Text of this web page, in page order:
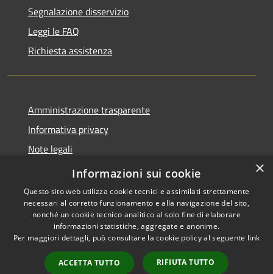
Segnalazione disservizio
Leggi le FAQ
Richiesta assistenza
Amministrazione trasparente
Informativa privacy
Note legali
Dichiarazione di accessibilità
Accessibilità
Copyright © 2026 • Città di
Erice • Powered by
Municipium•
Accesso
×
Informazioni sui cookie
Questo sito web utilizza cookie tecnici e assimilati strettamente
necessari al corretto funzionamento e alla navigazione del sito,
nonché un cookie tecnico analitico al solo fine di elaborare
informazioni statistiche, aggregate e anonime.
Per maggiori dettagli, può consultare la cookie policy al seguente link
ACCETTA TUTTO RIFIUTA TUTTO